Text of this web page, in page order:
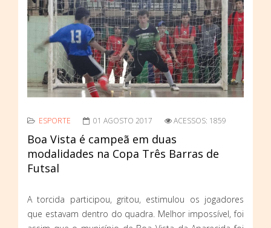
ESPORTE 01 AGOSTO 2017 ACESSOS: 1859
Boa Vista é campeã em duas
modalidades na Copa Três Barras de
Futsal
A torcida participou, gritou, estimulou os jogadores
que estavam dentro do quadra. Melhor impossível, foi